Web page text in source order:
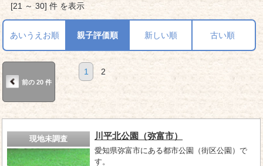
[21 ～ 30] 件 を表示
あいうえお順 親子評価順 新しい順 古い順
前の 20 件
1 2
現地未調査 川平北公園（弥富市）
愛知県弥富市にある都市公園（街区公園）で
す。